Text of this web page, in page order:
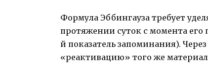
Формула Эббингауза требует
протяжении суток с момента его
й показатель запоминания).
«реактивацию» того же